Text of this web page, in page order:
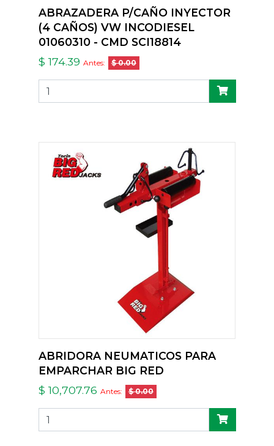
ABRAZADERA P/CAÑO INYECTOR
(4 CAÑOS) VW INCODIESEL
01060310 - CMD SCI18814
$ 174.39 Antes: $ 0.00
ABRIDORA NEUMATICOS PARA
EMPARCHAR BIG RED
$ 10,707.76 Antes: $ 0.00